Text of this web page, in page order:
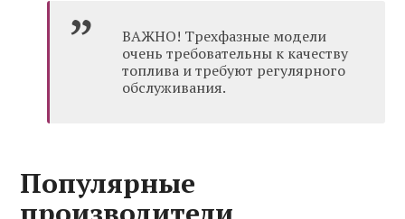
ВАЖНО! Трехфазные модели
очень требовательны к качеству
топлива и требуют регулярного
обслуживания.
Популярные